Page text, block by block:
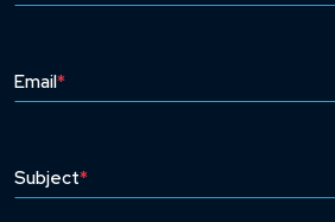
Email*
Subject*